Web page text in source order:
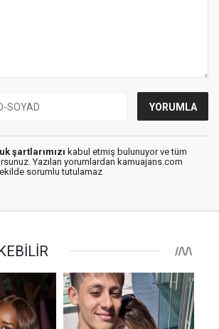
şartlarımızı kabul etmiş bulunuyor ve tüm
Yazılan yorumlardan kamuajans.com
sorumlu tutulamaz